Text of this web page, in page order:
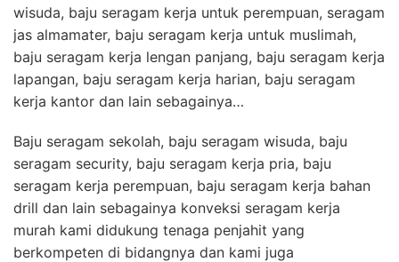
wisuda, baju seragam kerja untuk perempuan, seragam
jas almamater, baju seragam kerja untuk muslimah,
baju seragam kerja lengan panjang, baju seragam kerja
lapangan, baju seragam kerja harian, baju seragam
kerja kantor dan lain sebagainya…
Baju seragam sekolah, baju seragam wisuda, baju
seragam security, baju seragam kerja pria, baju
seragam kerja perempuan, baju seragam kerja bahan
drill dan lain sebagainya konveksi seragam kerja
murah kami didukung tenaga penjahit yang
berkompeten di bidangnya dan kami juga